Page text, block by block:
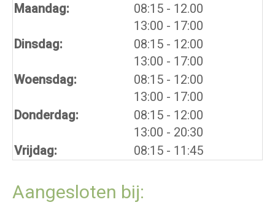
Maandag: 08:15 tot
- 12.00
13:00 tot
- 17:00
Dinsdag:
08:15 tot
- 12:00
13:00 tot
- 17:00
Woensdag:
08:15 tot
- 12:00
13:00 tot
- 17:00
Donderdag:
08:15 tot
- 12:00
13:00 tot
- 20:30
Vrijdag:
08:15 - 11:45
Aangesloten bij: